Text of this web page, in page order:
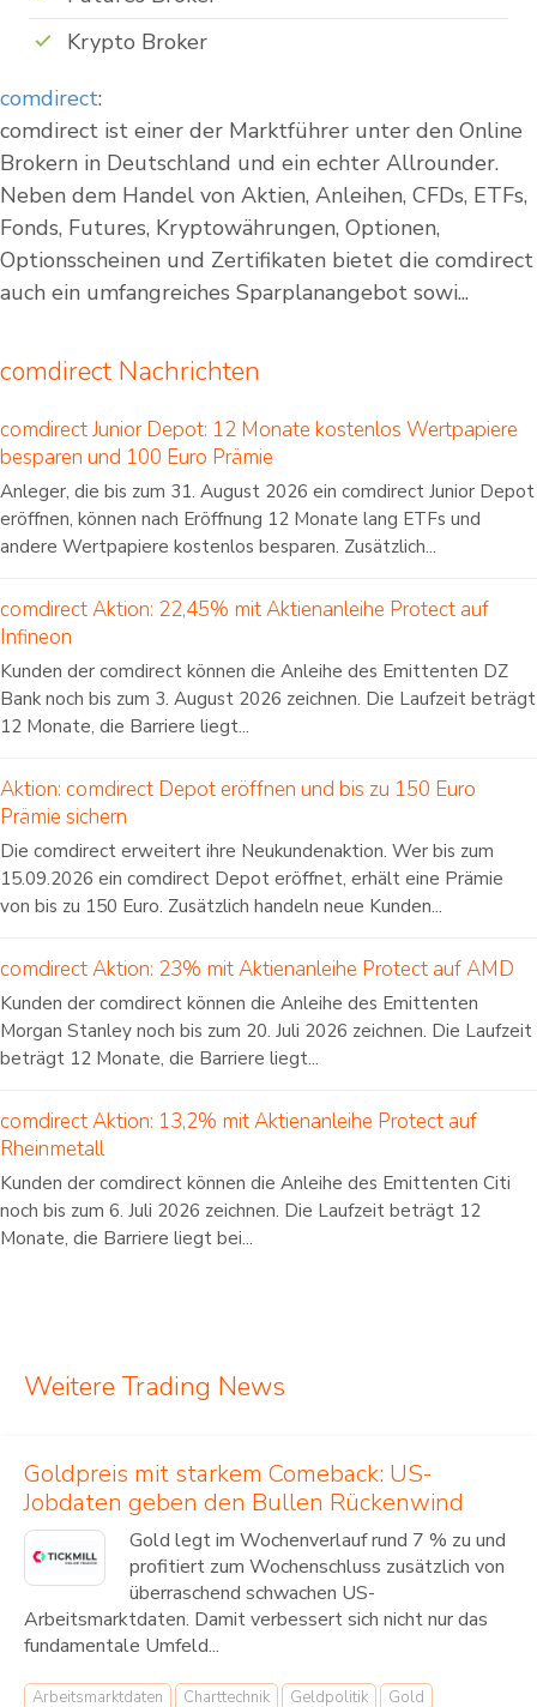
Krypto Broker
comdirect:
comdirect ist einer der Marktführer unter den Online
Brokern in Deutschland und ein echter Allrounder.
Neben dem Handel von Aktien, Anleihen, CFDs, ETFs,
Fonds, Futures, Kryptowährungen, Optionen,
Optionsscheinen und Zertifikaten bietet die comdirect
auch ein umfangreiches Sparplanangebot sowi...
comdirect Nachrichten
comdirect Junior Depot: 12 Monate kostenlos Wertpapiere
besparen und 100 Euro Prämie
Anleger, die bis zum 31. August 2026 ein comdirect Junior Depot
eröffnen, können nach Eröffnung 12 Monate lang ETFs und
andere Wertpapiere kostenlos besparen. Zusätzlich...
comdirect Aktion: 22,45% mit Aktienanleihe Protect auf
Infineon
Kunden der comdirect können die Anleihe des Emittenten DZ
Bank noch bis zum 3. August 2026 zeichnen. Die Laufzeit beträgt
12 Monate, die Barriere liegt...
Aktion: comdirect Depot eröffnen und bis zu 150 Euro
Prämie sichern
Die comdirect erweitert ihre Neukundenaktion. Wer bis zum
15.09.2026 ein comdirect Depot eröffnet, erhält eine Prämie
von bis zu 150 Euro. Zusätzlich handeln neue Kunden...
comdirect Aktion: 23% mit Aktienanleihe Protect auf AMD
Kunden der comdirect können die Anleihe des Emittenten
Morgan Stanley noch bis zum 20. Juli 2026 zeichnen. Die Laufzeit
beträgt 12 Monate, die Barriere liegt...
comdirect Aktion: 13,2% mit Aktienanleihe Protect auf
Rheinmetall
Kunden der comdirect können die Anleihe des Emittenten Citi
noch bis zum 6. Juli 2026 zeichnen. Die Laufzeit beträgt 12
Monate, die Barriere liegt bei...
Weitere Trading News
Goldpreis mit starkem Comeback: US-
Jobdaten geben den Bullen Rückenwind
Gold legt im Wochenverlauf rund 7 % zu und
profitiert zum Wochenschluss zusätzlich von
überraschend schwachen US-
Arbeitsmarktdaten. Damit verbessert sich nicht nur das
fundamentale Umfeld...
Arbeitsmarktdaten Charttechnik Geldpolitik
Gold